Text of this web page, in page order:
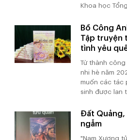
Khoa học
Bồ Công
Tập truyện
tình yêu
Từ thành
nhi hè năm
muốn các tác
sinh được lan
Đất Quảng,
ngẫm
"Nam Xương